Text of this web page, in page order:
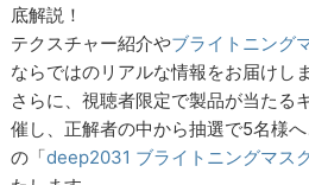
底解説！
テクスチャー紹介やブライトニング
ならではのリアルな情報をお届けしま
さらに、視聴者限定で製品が当たる
催し、正解者の中から抽選で5名様
の「deep2031 ブライトニングマス